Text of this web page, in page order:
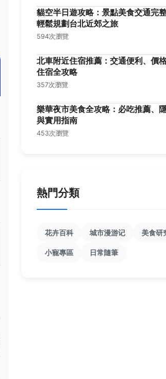
貓空半日遊攻略：景點美食交通完
輕鬆規劃台北近郊之旅
594次瀏覽
北車附近住宿推薦：交通便利、價
住宿全攻略
357次瀏覽
樂華夜市美食全攻略：必吃推薦、
與實用指南
453次瀏覽
熱門分類
花卉百科 城市漫游记 美食研
小寵專區 日常隨筆